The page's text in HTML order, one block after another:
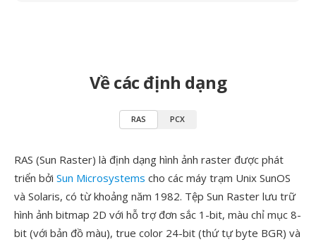
Về các định dạng
RAS PCX
RAS (Sun Raster) là định dạng hình ảnh raster được phát
triển bởi Sun Microsystems cho các máy trạm Unix SunOS
và Solaris, có từ khoảng năm 1982. Tệp Sun Raster lưu trữ
hình ảnh bitmap 2D với hỗ trợ đơn sắc 1-bit, màu chỉ mục 8-
bit (với bản đồ màu), true color 24-bit (thứ tự byte BGR) và